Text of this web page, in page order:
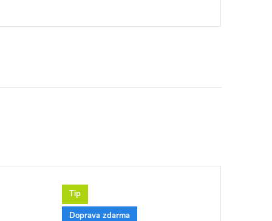
Tip
Doprava zdarma